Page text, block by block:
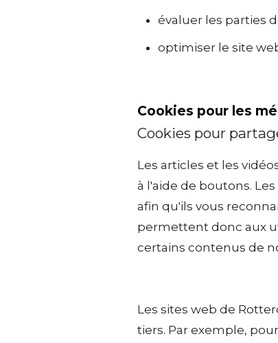
évaluer les parties
optimiser le site
Cookies pour les
Cookies pour
Les articles et les
à l'aide de boutons.
afin qu'ils vous
permettent donc aux
certains contenus de
Les sites web de
tiers. Par exemple,